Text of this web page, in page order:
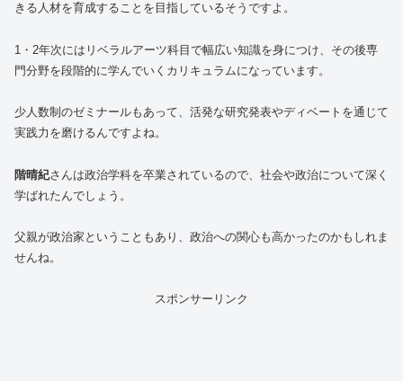
きる人材を育成することを目指しているそうですよ。
1・2年次にはリベラルアーツ科目で幅広い知識を身につけ、その後専
門分野を段階的に学んでいくカリキュラムになっています。
少人数制のゼミナールもあって、活発な研究発表やディベートを通じて
実践力を磨けるんですよね。
階晴紀さんは政治学科を卒業されているので、社会や政治について深く
学ばれたんでしょう。
父親が政治家ということもあり、政治への関心も高かったのかもしれま
せんね。
スポンサーリンク